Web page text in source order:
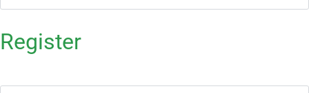
Register